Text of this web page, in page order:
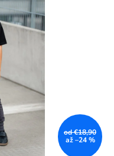
od €18,90
až –24 %